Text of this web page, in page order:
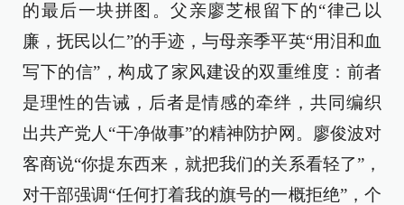
的最后一块拼图。父亲廖芝根留下的“律己以
廉，抚民以仁”的手迹，与母亲季平英“用泪和血
写下的信”，构成了家风建设的双重维度：前者
是理性的告诫，后者是情感的牵绊，共同编织
出共产党人“干净做事”的精神防护网。廖俊波对
客商说“你提东西来，就把我们的关系看轻了”，
对干部强调“任何打着我的旗号的一概拒绝”，个